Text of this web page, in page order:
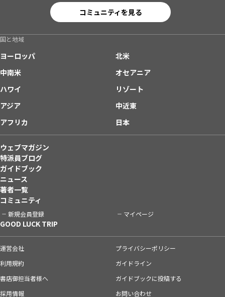
コミュニティを見る
国と地域
ヨーロッパ
北米
中南米
オセアニア
ハワイ
リゾート
アジア
中近東
アフリカ
日本
ウェブマガジン
特派員ブログ
ガイドブック
ニュース
著者一覧
コミュニティ
新規会員登録 マイページ
GOOD LUCK TRIP
運営会社
プライバシーポリシー
利用規約
ガイドライン
書店御担当者様へ
ガイドブックに投稿する
採用情報
お問い合わせ